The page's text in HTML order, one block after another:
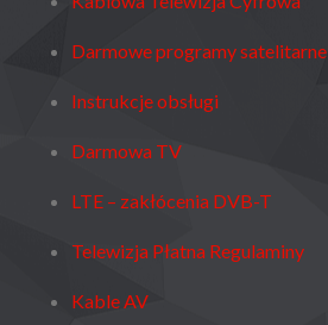
Darmowe programy satelitarne
Instrukcje obsługi
Darmowa TV
LTE – zakłócenia DVB-T
Telewizja Płatna Regulaminy
Kable AV